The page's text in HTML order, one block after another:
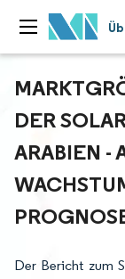
ER
RABIEN -
Der Bericht zum